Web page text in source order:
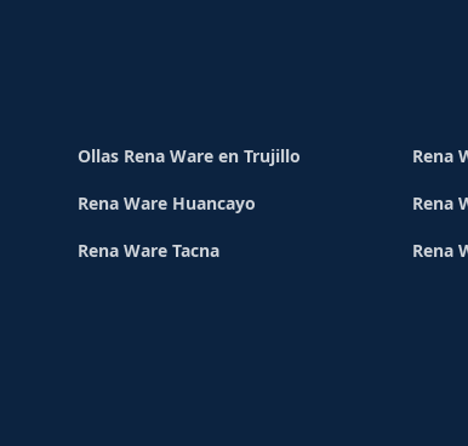
Ollas Rena Ware en Trujillo Rena
Rena Ware Huancayo Rena
Rena Ware Tacna Rena